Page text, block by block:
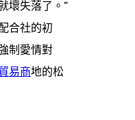
壞失落了。”
合社的初
制愛情對
易商地的松